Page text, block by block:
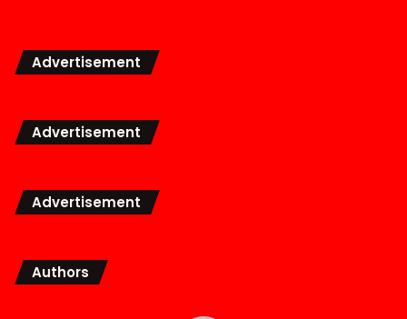
Advertisement
Advertisement
Advertisement
Authors